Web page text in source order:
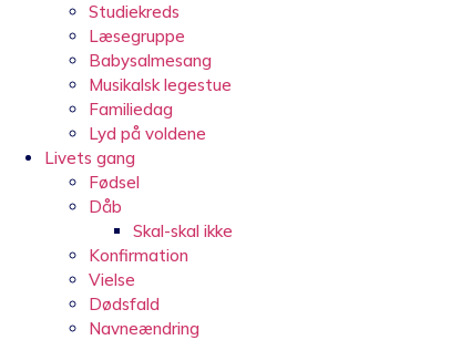
Studiekreds
Læsegruppe
Babysalmesang
Musikalsk legestue
Familiedag
Lyd på voldene
Livets gang
Fødsel
Dåb
Skal-skal ikke
Konfirmation
Vielse
Dødsfald
Navneændring